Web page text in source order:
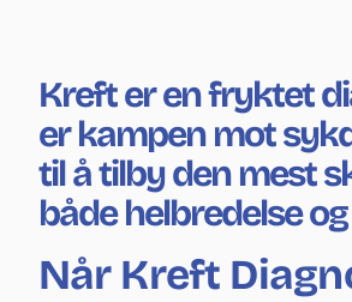
Kreft er en fryktet
er kampen mot
til å tilby den mest
både helbredelse
Når Kreft